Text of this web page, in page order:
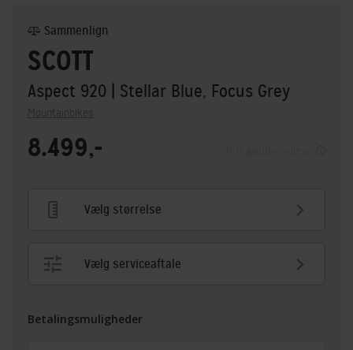
SCOTT
Aspect 920 | Stellar Blue, Focus Grey
Mountainbikes
Sammenlign
8.499,-
Vælg størrelse
Vælg serviceaftale
Betalingsmuligheder